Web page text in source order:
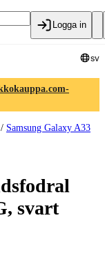
Logga in
sv
/ Samsung Galaxy A33
svart